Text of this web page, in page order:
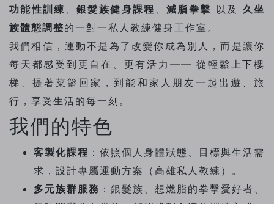
功能性訓練
、銀髮族健身課程 減脂拳擊 以及 久坐
族體態調整的一對一私人教練健身工作室。
我們相信，運動不是為了改變你成為別人，而是讓你
每天都感受到更自在、更有活力—— 從輕鬆上下樓
梯、提著菜籃回家，到能和家人朋友一起出遊、旅
行，享受生活的每一刻。
我們的特色
客製化課程 ：依照個人身體狀態、目標與生活需
求，設計專屬運動方案（高雄私人教練）。
多元族群服務 ：銀髮族、想燃脂的拳擊愛好者、